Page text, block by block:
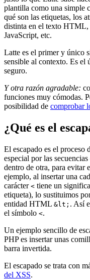
plantilla como una simple
qué son las etiquetas, los
distinta en el texto HTML,
JavaScript, etc.
Latte es el primer y único
sensible al contexto. Es el
seguro.
Y otra razón agradable:
funciones muy cómodas.
posibilidad de comprobar
¿Qué es el
El escapado es el proceso
especial por las
dentro de otra, para evitar
ejemplo, al insertar una
carácter < tiene un
etiqueta), lo sustituimos
entidad HTML &lt; . Así
el símbolo <.
Un ejemplo sencillo de
PHP es insertar unas
barra invertida.
El escapado se trata con
del XSS.